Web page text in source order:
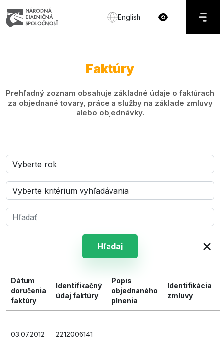
English
Faktúry
Prehľadný zoznam obsahuje základné údaje o faktúrach
za objednané tovary, práce a služby na základe zmluvy
alebo objednávky.
Hľadaj ×
Dátum
doručenia
faktúry
Identifikačný
údaj faktúry
Popis
objednaného
plnenia
Identifikácia
zmluvy
03.07.2012 2212006141